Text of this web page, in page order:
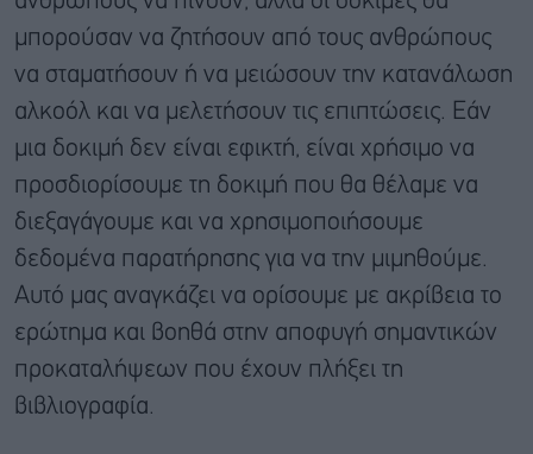
μπορούσαν να ζητήσουν από τους ανθρώπους
να σταματήσουν ή να μειώσουν την κατανάλωση
αλκοόλ και να μελετήσουν τις επιπτώσεις. Εάν
μια δοκιμή δεν είναι εφικτή, είναι χρήσιμο να
προσδιορίσουμε τη δοκιμή που θα θέλαμε να
διεξαγάγουμε και να χρησιμοποιήσουμε
δεδομένα παρατήρησης για να την μιμηθούμε.
Αυτό μας αναγκάζει να ορίσουμε με ακρίβεια το
ερώτημα και βοηθά στην αποφυγή σημαντικών
προκαταλήψεων που έχουν πλήξει τη
βιβλιογραφία.